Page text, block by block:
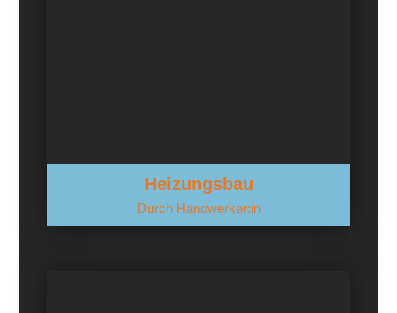
Heizungsbau
Durch Handwerker:in